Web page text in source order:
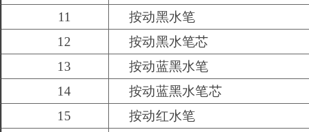
11
按动黑水笔
12
按动黑水笔芯
13
按动蓝黑水笔
14
按动蓝黑水笔芯
15
按动红水笔